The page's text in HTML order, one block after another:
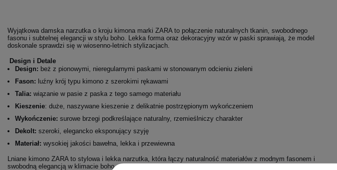
Wyjątkowa damska narzutka o kroju kimona marki ZARA to połączenie naturalnych tkanin, swobodnego
fasonu i subtelnej elegancji w stylu boho. Lekka forma oraz dekoracyjny wzór w paski sprawiają, że model
doskonale sprawdzi się w wiosenno-letnich stylizacjach.
Design i Detale
Design: beż z pionowymi, nieregularnymi paskami w stonowanym odcieniu zieleni
Fason: luźny krój typu kimono z szerokimi rękawami
Talia: wiązanie w pasie z paska z tego samego materiału
Kieszenie: duże, naszywane kieszenie z delikatnie postrzępionym wykończeniem
Wykończenie: surowe brzegi podkreślające naturalny, rzemieślniczy charakter
Dekolt: szeroki, elegancko eksponujący szyję
Materiał: wysokiej jakości bawełna, lekka i przewiewna
Lniane kimono ZARA to stylowa i lekka narzutka, która łączy naturalność materiałów z modnym fasonem i
swobodną elegancją w klimacie boho.